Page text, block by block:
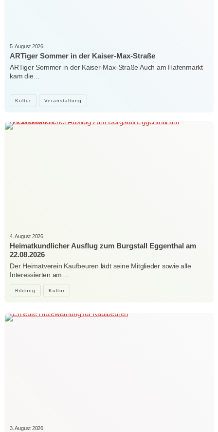
Kultur Veranstaltung
5. August 2026
ARTiger Sommer in der Kaiser-Max-Straße
ARTiger Sommer in der Kaiser-Max-Straße Auch am Hafenmarkt
kam die…
Bildung Kultur
4. August 2026
Heimatkundlicher Ausflug zum Burgstall Eggenthal am
22.08.2026
Der Heimatverein Kaufbeuren lädt seine Mitglieder sowie alle
Interessierten am…
3. August 2026